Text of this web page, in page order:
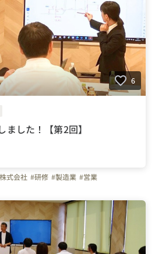
6
した！【第2回】
式会社 #研修 #製造業 #営業